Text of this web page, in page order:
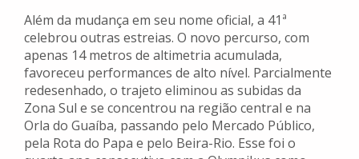
Além da mudança em seu nome oficial, a 41ª
celebrou outras estreias. O novo percurso, com
apenas 14 metros de altimetria acumulada,
favoreceu performances de alto nível. Parcialmente
redesenhado, o trajeto eliminou as subidas da
Zona Sul e se concentrou na região central e na
Orla do Guaíba, passando pelo Mercado Público,
pela Rota do Papa e pelo Beira-Rio. Esse foi o